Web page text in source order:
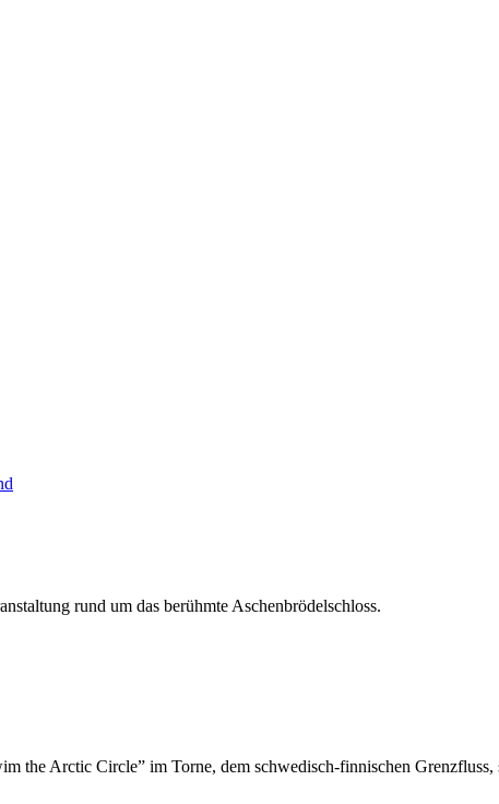
rund um das berühmte Aschenbrödelschloss.
the Arctic Circle” im Torne, dem schwedisch-finnischen Grenzfluss,